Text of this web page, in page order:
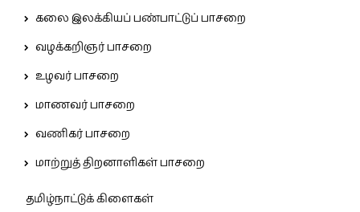
கலை இலக்கியப் பண்பாட்டுப் பாசறை
வழக்கறிஞர் பாசறை
உழவர் பாசறை
மாணவர் பாசறை
வணிகர் பாசறை
மாற்றுத் திறனாளிகள் பாசறை
தமிழ்நாட்டுக் கிளைகள்